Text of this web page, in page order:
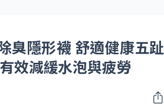
臭隱形襪 舒適健康五趾
效減緩水泡與疲勞